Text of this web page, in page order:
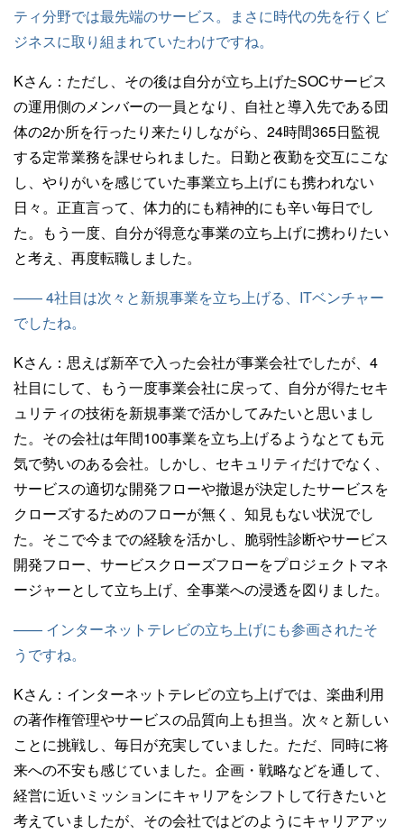
ティ分野では最先端のサービス。まさに時代の先を行くビ
ジネスに取り組まれていたわけですね。
Kさん： ただし、その後は自分が立ち上げたSOCサービス
の運用側のメンバーの一員となり、自社と導入先である団
体の2か所を行ったり来たりしながら、24時間365日監視
する定常業務を課せられました。日勤と夜勤を交互にこな
し、やりがいを感じていた事業立ち上げにも携われない
日々。正直言って、体力的にも精神的にも辛い毎日でし
た。もう一度、自分が得意な事業の立ち上げに携わりたい
と考え、再度転職しました。
—— 4社目は次々と新規事業を立ち上げる、ITベンチャー
でしたね。
Kさん： 思えば新卒で入った会社が事業会社でしたが、4
社目にして、もう一度事業会社に戻って、自分が得たセキ
ュリティの技術を新規事業で活かしてみたいと思いまし
た。その会社は年間100事業を立ち上げるようなとても元
気で勢いのある会社。しかし、セキュリティだけでなく、
サービスの適切な開発フローや撤退が決定したサービスを
クローズするためのフローが無く、知見もない状況でし
た。そこで今までの経験を活かし、脆弱性診断やサービス
開発フロー、サービスクローズフローをプロジェクトマネ
ージャーとして立ち上げ、全事業への浸透を図りました。
—— インターネットテレビの立ち上げにも参画されたそ
うですね。
Kさん： インターネットテレビの立ち上げでは、楽曲利用
の著作権管理やサービスの品質向上も担当。次々と新しい
ことに挑戦し、毎日が充実していました。ただ、同時に将
来への不安も感じていました。企画・戦略などを通して、
経営に近いミッションにキャリアをシフトして行きたいと
考えていましたが、その会社ではどのようにキャリアアッ